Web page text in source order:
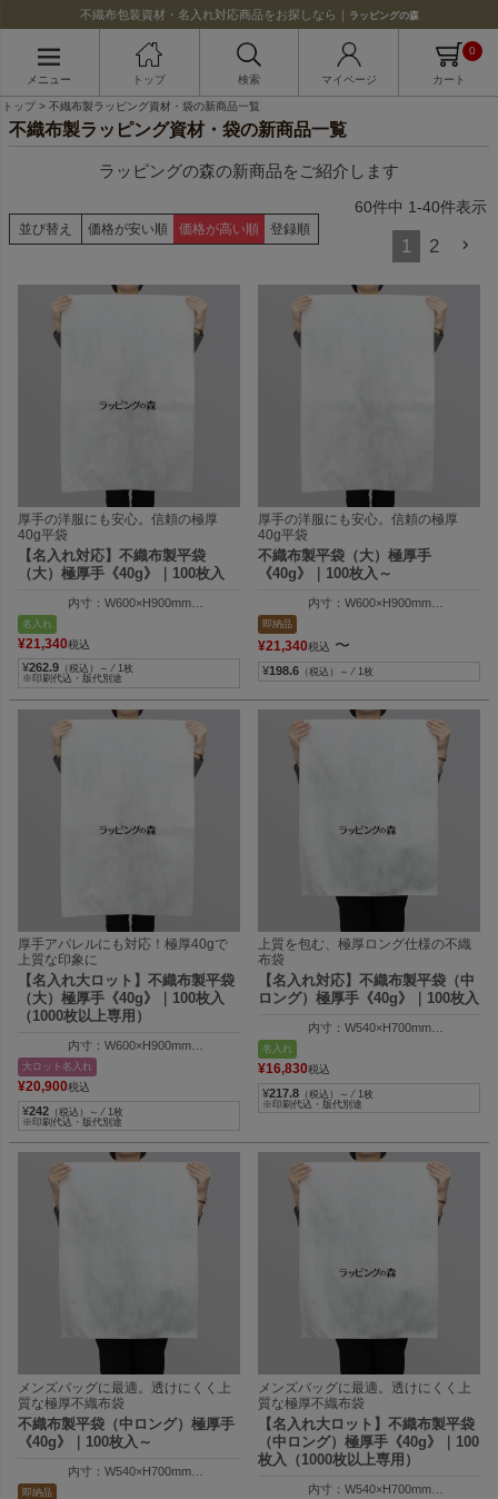
不織布包装資材・名入れ対応商品をお探しなら｜ ラッピングの森
メニュー トップ 検索 マイページ カート
0
トップ 不織布製ラッピング資材・袋の新商品一覧
不織布製ラッピング資材・袋の新商品一覧
ラッピングの森の新商品をご紹介します
並び替え 価格が安い順 価格が高い順 登録順
60件中 1-40件表示
1 2
厚手の洋服にも安心。信頼の極厚
40g平袋
【名入れ対応】不織布製平袋
（大）極厚手《40g》｜100枚入
内寸：W600×H900mm
名入れ
¥21,340税込
¥262.9 （税込）～ ⁄ 1枚
※印刷代込・版代別途
厚手の洋服にも安心。信頼の極厚
40g平袋
不織布製平袋（大）極厚手
《40g》｜100枚入～
内寸：W600×H900mm
即納品
¥21,340税込 〜
¥198.6 （税込）～ ⁄ 1枚
厚手アパレルにも対応！極厚40gで
上質な印象に
【名入れ大ロット】不織布製平袋
（大）極厚手《40g》｜100枚入
（1000枚以上専用）
内寸：W600×H900mm
外寸：W610×H905mm
大ロット名入れ
¥20,900税込
¥242 （税込）～ ⁄ 1枚
※印刷代込・版代別途
上質を包む、極厚ロング仕様の不織
布袋
【名入れ対応】不織布製平袋（中
ロング）極厚手《40g》｜100枚入
内寸：W540×H700mm
名入れ
¥16,830税込
¥217.8 （税込）～ ⁄ 1枚
※印刷代込・版代別途
メンズバッグに最適。透けにくく上
質な極厚不織布袋
不織布製平袋（中ロング）極厚手
《40g》｜100枚入～
内寸：W540×H700mm
即納品
メンズバッグに最適。透けにくく上
質な極厚不織布袋
【名入れ大ロット】不織布製平袋
（中ロング）極厚手《40g》｜100
枚入（1000枚以上専用）
内寸：W540×H700mm